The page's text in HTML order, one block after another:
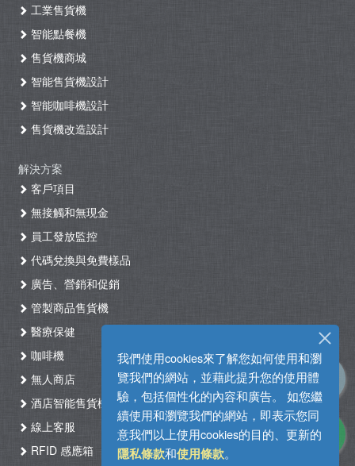
我們使用cookies來了解您如何使用和瀏
覽我們的網站，並藉此提升您的使用體
驗，包括個性化的內容和廣告。 如您繼
續使用和瀏覽我們的網站，即表示您同
意我們以上使用cookies的目的、更新的
隱私條款和使用條款。
工業售貨機
智能點餐機
售貨機商城
智能售貨機設計
智能咖啡機設計
售貨機改造設計
解決方案
客戶項目
無接觸和無現金
員工發放監控
代碼兌換與免費樣品
廣告、營銷和促銷
管製商品售貨機
醫療保健
咖啡機
無人商店
酒店智能售貨機自助入住系統
線上客服
RFID 感應箱